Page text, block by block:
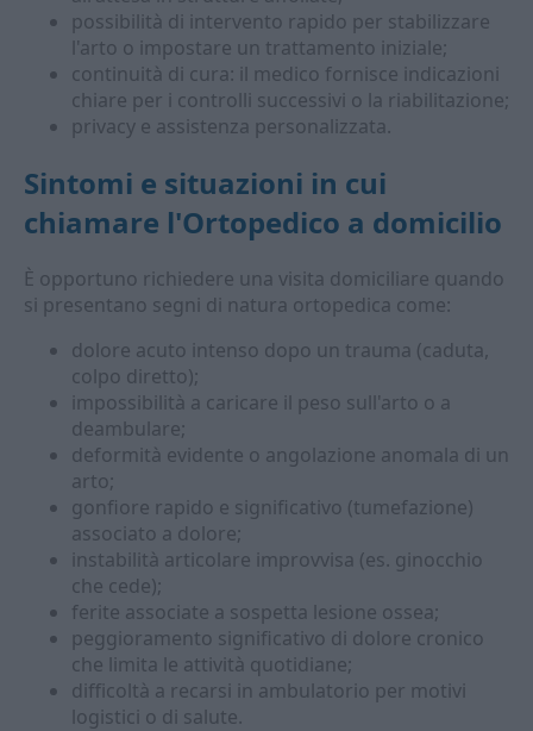
possibilità di intervento rapido per stabilizzare
l'arto o impostare un trattamento iniziale;
continuità di cura: il medico fornisce indicazioni
chiare per i controlli successivi o la riabilitazione;
privacy e assistenza personalizzata.
Sintomi e situazioni in cui
chiamare l'Ortopedico a domicilio
È opportuno richiedere una visita domiciliare quando
si presentano segni di natura ortopedica come:
dolore acuto intenso dopo un trauma (caduta,
colpo diretto);
impossibilità a caricare il peso sull'arto o a
deambulare;
deformità evidente o angolazione anomala di un
arto;
gonfiore rapido e significativo (tumefazione)
associato a dolore;
instabilità articolare improvvisa (es. ginocchio
che cede);
ferite associate a sospetta lesione ossea;
peggioramento significativo di dolore cronico
che limita le attività quotidiane;
difficoltà a recarsi in ambulatorio per motivi
logistici o di salute.